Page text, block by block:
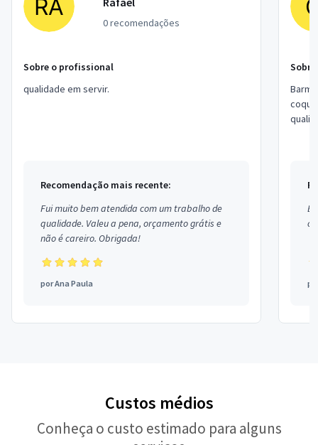
0 recomendações
Sobre o profissional
qualidade em servir.
Recomendação mais recente:
Fui muito bem atendida com um trabalho de
qualidade. Valeu a pena, orçamento grátis e
não é careiro. Obrigada!
porAna Paula
Custos médios
Conheça o custo estimado para alguns